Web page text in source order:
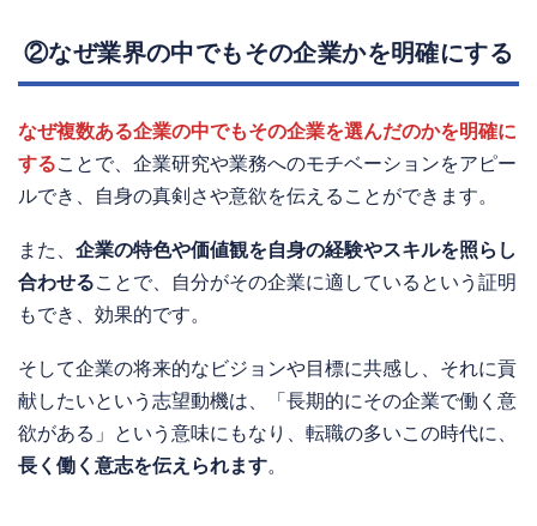
②なぜ業界の中でもその企業かを明確にする
なぜ複数ある企業の中でもその企業を選んだのかを明確に
することで、企業研究や業務へのモチベーションをアピー
ルでき、自身の真剣さや意欲を伝えることができます。
また、 企業の特色や価値観を自身の経験やスキルを照らし
合わせることで、自分がその企業に適しているという証明
もでき、効果的です。
そして企業の将来的なビジョンや目標に共感し、それに貢
献したいという志望動機は、「長期的にその企業で働く意
欲がある」という意味にもなり、転職の多いこの時代に、
長く働く意志を伝えられます。